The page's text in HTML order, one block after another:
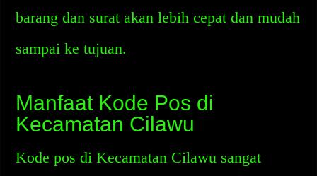
barang dan surat akan lebih cepat dan mudah
sampai ke tujuan.
Manfaat Kode Pos di
Kecamatan Cilawu
Kode pos di Kecamatan Cilawu sangat